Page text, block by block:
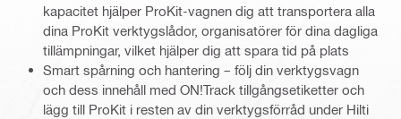
kapacitet hjälper ProKit-vagnen dig att transportera alla
dina ProKit verktygslådor, organisatörer för dina dagliga
tillämpningar, vilket hjälper dig att spara tid på plats
Smart spårning och hantering – följ din verktygsvagn
och dess innehåll med ON!Track tillgångsetiketter och
lägg till ProKit i resten av din verktygsförråd under Hilti